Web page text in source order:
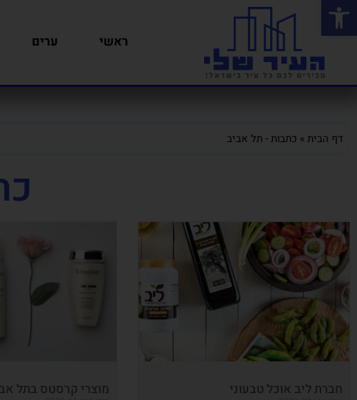
פתח סרגל נגישות
ראשי ערים
דף הבית » כתבות - תל אביב
חברת ליב אוכל טבעוני מוצרי קרסטס בתל